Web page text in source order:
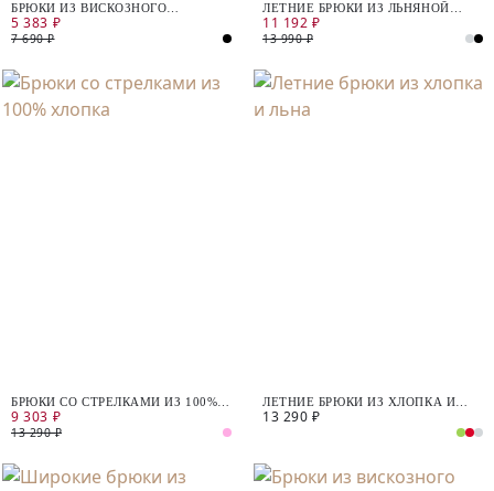
БРЮКИ ИЗ ВИСКОЗНОГО
ТРИКОТАЖА
5 383 ₽
7 690 ₽
ЛЕТНИЕ БРЮКИ ИЗ ЛЬНЯНОЙ
ТКАНИ
11 192 ₽
13 990 ₽
БРЮКИ СО СТРЕЛКАМИ ИЗ 100%
ХЛОПКА
9 303 ₽
13 290 ₽
ЛЕТНИЕ БРЮКИ ИЗ ХЛОПКА И
ЛЬНА
13 290 ₽